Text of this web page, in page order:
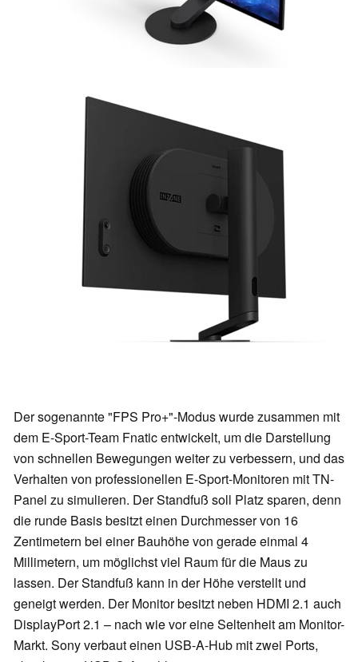
Der sogenannte "FPS Pro+"-Modus wurde zusammen mit
dem E-Sport-Team Fnatic entwickelt, um die Darstellung
von schnellen Bewegungen weiter zu verbessern, und das
Verhalten von professionellen E-Sport-Monitoren mit TN-
Panel zu simulieren. Der Standfuß soll Platz sparen, denn
die runde Basis besitzt einen Durchmesser von 16
Zentimetern bei einer Bauhöhe von gerade einmal 4
Millimetern, um möglichst viel Raum für die Maus zu
lassen. Der Standfuß kann in der Höhe verstellt und
geneigt werden. Der Monitor besitzt neben HDMI 2.1 auch
DisplayPort 2.1 – nach wie vor eine Seltenheit am Monitor-
Markt. Sony verbaut einen USB-A-Hub mit zwei Ports,